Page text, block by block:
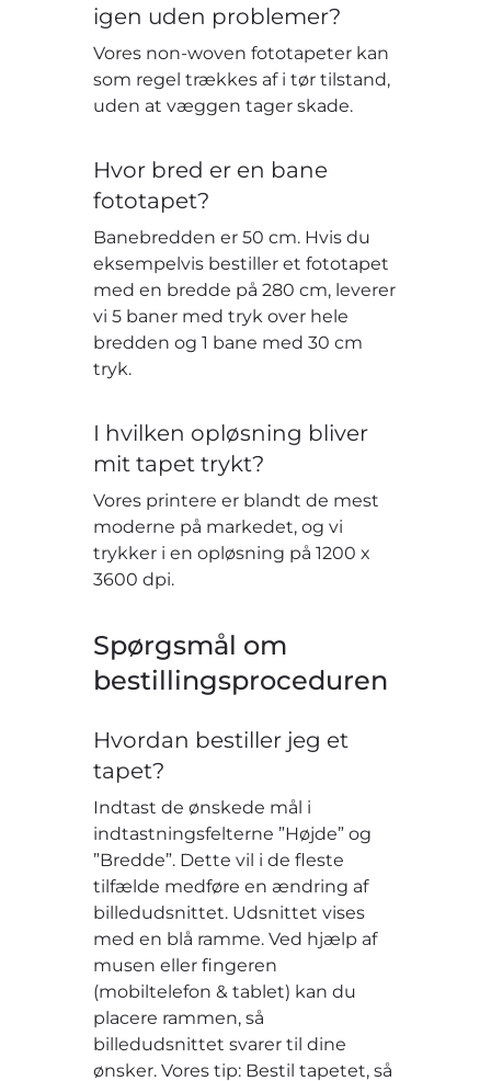
igen uden problemer?
Vores non-woven fototapeter kan
som regel trækkes af i tør tilstand,
uden at væggen tager skade.
Hvor bred er en bane
fototapet?
Banebredden er 50 cm. Hvis du
eksempelvis bestiller et fototapet
med en bredde på 280 cm, leverer
vi 5 baner med tryk over hele
bredden og 1 bane med 30 cm
tryk.
I hvilken opløsning bliver
mit tapet trykt?
Vores printere er blandt de mest
moderne på markedet, og vi
trykker i en opløsning på 1200 x
3600 dpi.
Spørgsmål om
bestillingsproceduren
Hvordan bestiller jeg et
tapet?
Indtast de ønskede mål i
indtastningsfelterne ”Højde” og
”Bredde”. Dette vil i de fleste
tilfælde medføre en ændring af
billedudsnittet. Udsnittet vises
med en blå ramme. Ved hjælp af
musen eller fingeren
(mobiltelefon & tablet) kan du
placere rammen, så
billedudsnittet svarer til dine
ønsker. Vores tip: Bestil tapetet, så